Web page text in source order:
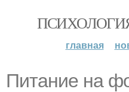
главная
Питание на